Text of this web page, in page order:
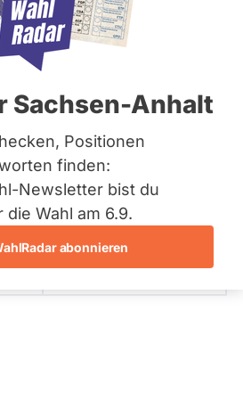
Vorpommern
Sachsen-Anhalt
Positionen
finden:
Newsletter bist du
Wahl am 6.9.
abonnieren
Glöckner
Fraktion: SPD
Frage stellen